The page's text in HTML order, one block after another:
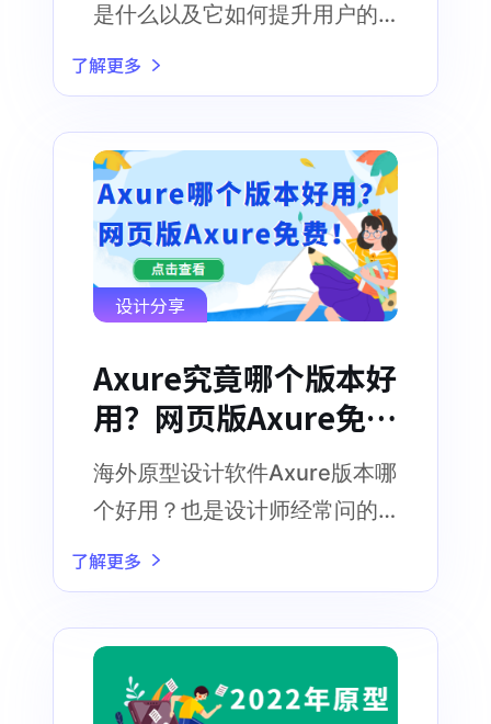
是什么以及它如何提升用户的
使用体验
了解更多
设计分享
Axure究竟哪个版本好
用？网页版Axure免
费！
海外原型设计软件Axure版本哪
个好用？也是设计师经常问的
问题
了解更多